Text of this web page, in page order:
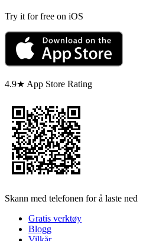
Try it for free on iOS
4.9★ App Store Rating
Skann med telefonen for å laste ned
Gratis verktøy
Blogg